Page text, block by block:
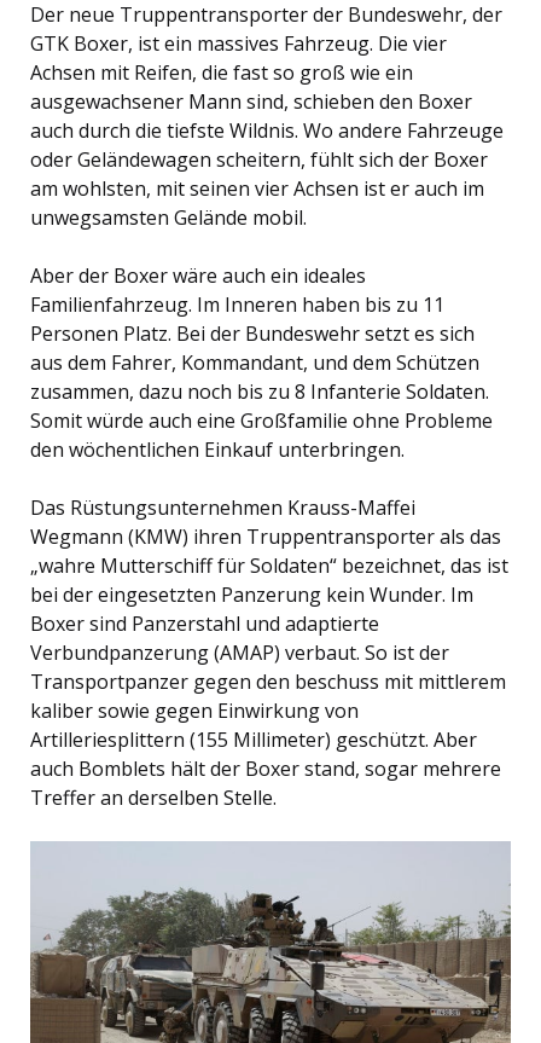
Der neue Truppentransporter der Bundeswehr, der
GTK Boxer, ist ein massives Fahrzeug. Die vier
Achsen mit Reifen, die fast so groß wie ein
ausgewachsener Mann sind, schieben den Boxer
auch durch die tiefste Wildnis. Wo andere Fahrzeuge
oder Geländewagen scheitern, fühlt sich der Boxer
am wohlsten, mit seinen vier Achsen ist er auch im
unwegsamsten Gelände mobil.
Aber der Boxer wäre auch ein ideales
Familienfahrzeug. Im Inneren haben bis zu 11
Personen Platz. Bei der Bundeswehr setzt es sich
aus dem Fahrer, Kommandant, und dem Schützen
zusammen, dazu noch bis zu 8 Infanterie Soldaten.
Somit würde auch eine Großfamilie ohne Probleme
den wöchentlichen Einkauf unterbringen.
Das Rüstungsunternehmen Krauss-Maffei
Wegmann (KMW) ihren Truppentransporter als das
„wahre Mutterschiff für Soldaten“ bezeichnet, das ist
bei der eingesetzten Panzerung kein Wunder. Im
Boxer sind Panzerstahl und adaptierte
Verbundpanzerung (AMAP) verbaut. So ist der
Transportpanzer gegen den beschuss mit mittlerem
kaliber sowie gegen Einwirkung von
Artilleriesplittern (155 Millimeter) geschützt. Aber
auch Bomblets hält der Boxer stand, sogar mehrere
Treffer an derselben Stelle.